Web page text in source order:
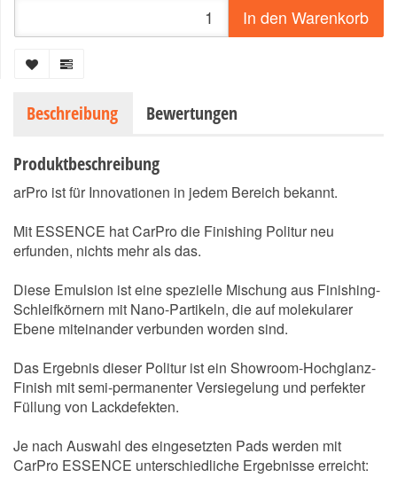
In den Warenkorb
Beschreibung Bewertungen
Produktbeschreibung
arPro ist für Innovationen in jedem Bereich bekannt.
Mit ESSENCE hat CarPro die Finishing Politur neu
erfunden, nichts mehr als das.
Diese Emulsion ist eine spezielle Mischung aus Finishing-
Schleifkörnern mit Nano-Partikeln, die auf molekularer
Ebene miteinander verbunden worden sind.
Das Ergebnis dieser Politur ist ein Showroom-Hochglanz-
Finish mit semi-permanenter Versiegelung und perfekter
Füllung von Lackdefekten.
Je nach Auswahl des eingesetzten Pads werden mit
CarPro ESSENCE unterschiedliche Ergebnisse erreicht: